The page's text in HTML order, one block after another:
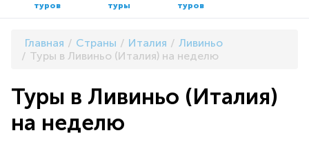
Трансфер
Контакты
Документы и реквизиты
туров
туры
туров
Главная Страны Италия
Ливиньо
Туры в Ливиньо (Италия) на неделю
Туры в Ливиньо (Италия)
на неделю